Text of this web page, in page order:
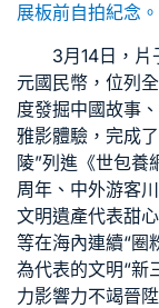
展板前自拍紀念
3月14日，
元國民幣，位列
度發掘中國故事
雅影體驗，完成
陵”列進《世包養
周年、中外游客
文明遺產代表甜
等在海內連續“圈
為代表的文明“新
力影響力不竭晉陞